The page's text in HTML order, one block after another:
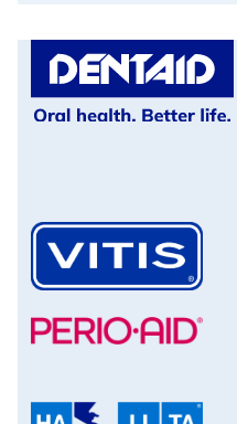
venster)
in
venster)
een